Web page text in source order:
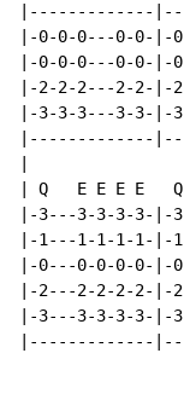
|-------------
|-0-0-0---0-0-|-
|-0-0-0---0-0-|-
|-2-2-2---2-2-|-
|-3-3-3---3-3-|-
|-------------
| Q   E E E E
|-3---3-3-3-3-|-
|-1---1-1-1-1-|-
|-0---0-0-0-0-|-
|-2---2-2-2-2-|-
|-3---3-3-3-3-|-
|-------------